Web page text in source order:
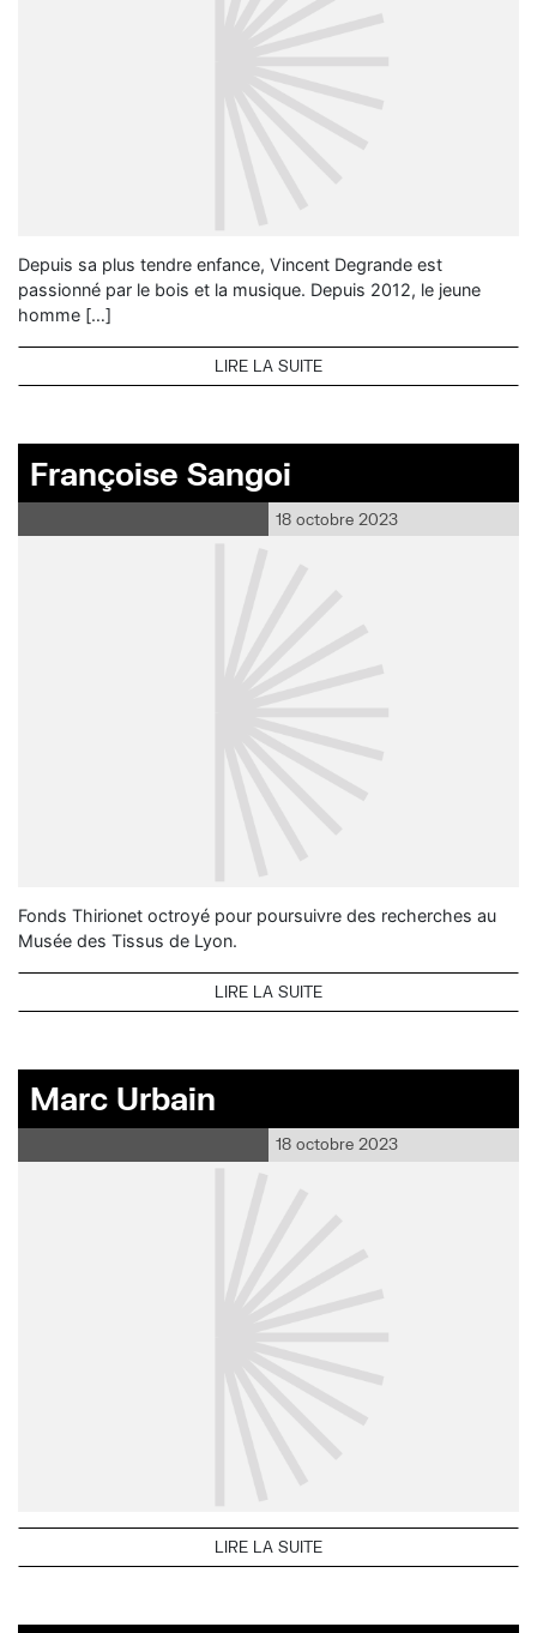
Depuis sa plus tendre enfance, Vincent Degrande est
passionné par le bois et la musique. Depuis 2012, le jeune
homme […]
LIRE LA SUITE
Françoise Sangoi
18 octobre 2023
Fonds Thirionet octroyé pour poursuivre des recherches au
Musée des Tissus de Lyon.
LIRE LA SUITE
Marc Urbain
18 octobre 2023
LIRE LA SUITE